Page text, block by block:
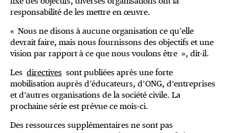
responsabilité de les mettre en œuvre.
« Nous ne disons à aucune organisation ce qu’elle
devrait faire, mais nous fournissons des objectifs et une
vision par rapport à ce que nous voulons être », dit-il.
Les directives sont publiées après une forte
mobilisation auprès d’éducateurs, d’ONG, d’entreprises
et d’autres organisations de la société civile. La
prochaine série est prévue ce mois-ci.
Des ressources supplémentaires ne sont pas